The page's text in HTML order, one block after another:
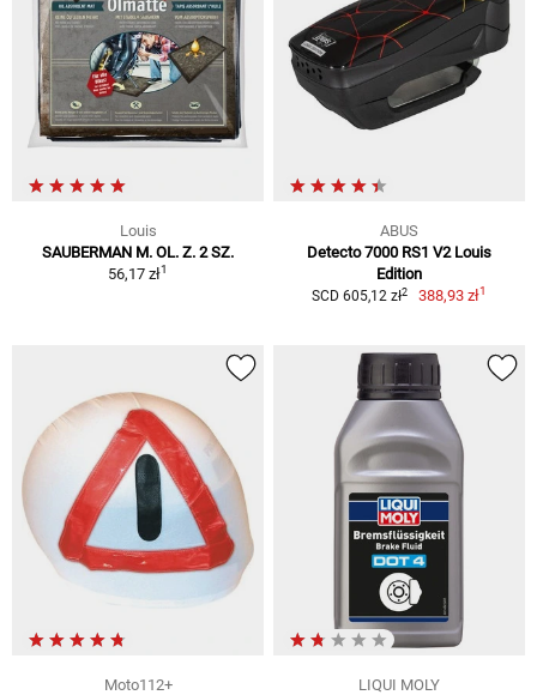
Louis
SAUBERMAN M. OL. Z. 2 SZ.
56,17 zł1
ABUS
Detecto 7000 RS1 V2 Louis
Edition
SCD 605,12 zł2 388,93 zł1
Moto112+
LIQUI MOLY